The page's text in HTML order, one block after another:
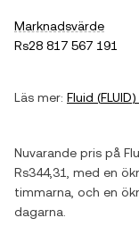
Marknadsvärde
Rs28 817 567 191
Läs mer: Fluid (FLUID
Nuvarande pris på
Rs344,31
, med en
timmarna, och en
dagarna.